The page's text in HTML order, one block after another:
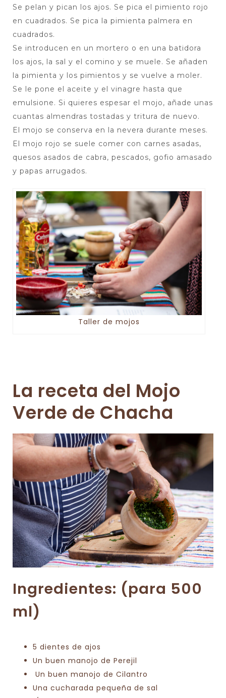
Se pelan y pican los ajos. Se pica el pimiento rojo
en cuadrados. Se pica la pimienta palmera en
cuadrados.
Se introducen en un mortero o en una batidora
los ajos, la sal y el comino y se muele. Se añaden
la pimienta y los pimientos y se vuelve a moler.
Se le pone el aceite y el vinagre hasta que
emulsione. Si quieres espesar el mojo, añade unas
cuantas almendras tostadas y tritura de nuevo.
El mojo se conserva en la nevera durante meses.
El mojo rojo se suele comer con carnes asadas,
quesos asados de cabra, pescados, gofio amasado
y papas arrugados.
Taller de mojos
La receta del Mojo
Verde de Chacha
Ingredientes: (para 500
ml)
5 dientes de ajos
Un buen manojo de Perejil
Un buen manojo de Cilantro
Una cucharada pequeña de sal